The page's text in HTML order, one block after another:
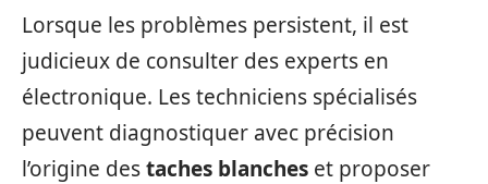
Lorsque les problèmes persistent, il est
judicieux de consulter des experts en
électronique. Les techniciens spécialisés
peuvent diagnostiquer avec précision
l’origine destaches blanches et proposer